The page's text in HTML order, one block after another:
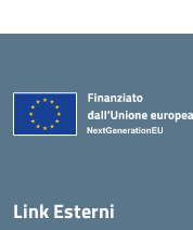
Link Esterni